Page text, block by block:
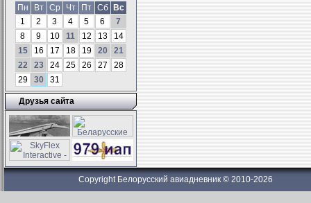
Пн
Вт Ср Чт Пт Сб
Вс
1
2 3 4 5 6
7
8
9 10 11 12 13
14
15
16 17 18 19 20
21
22
23 24 25 26 27
28
29
30 31
Друзья сайта
Copyright Белорусский авиадневник © 2010-2026